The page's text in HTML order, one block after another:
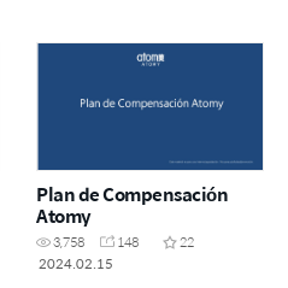
Plan de Compensación
Atomy
3,758 148
22
2024.02.15